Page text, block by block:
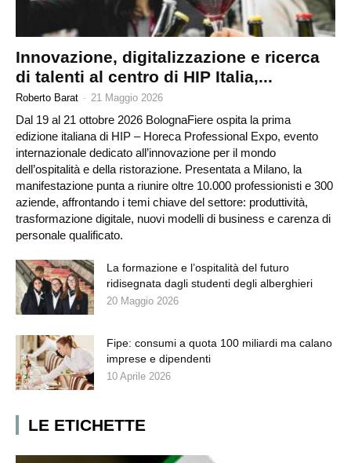
Innovazione, digitalizzazione e ricerca
di talenti al centro di HIP Italia,...
Roberto Barat - 21 Maggio 2026
Dal 19 al 21 ottobre 2026 BolognaFiere ospita la prima
edizione italiana di HIP – Horeca Professional Expo, evento
internazionale dedicato all’innovazione per il mondo
dell’ospitalità e della ristorazione. Presentata a Milano, la
manifestazione punta a riunire oltre 10.000 professionisti e 300
aziende, affrontando i temi chiave del settore: produttività,
trasformazione digitale, nuovi modelli di business e carenza di
personale qualificato.
La formazione e l’ospitalità del futuro
ridisegnata dagli studenti degli alberghieri
20 Maggio 2026
Fipe: consumi a quota 100 miliardi ma calano
imprese e dipendenti
10 Aprile 2026
LE ETICHETTE